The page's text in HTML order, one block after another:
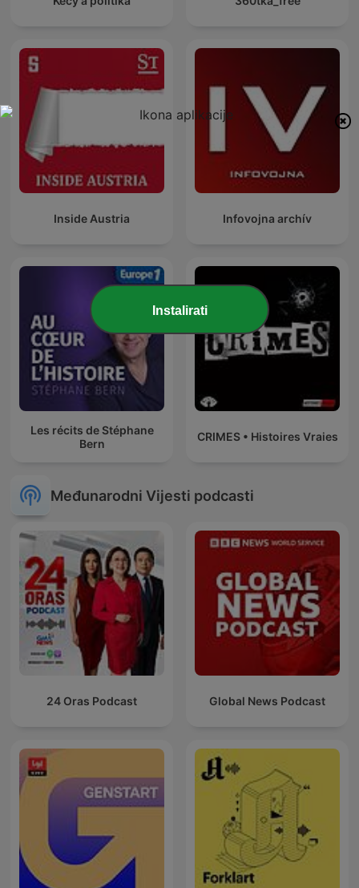
Inside Austria Infovojna archív
Les récits de Stéphane
Bern
CRIMES • Histoires Vraies
Međunarodni Vijesti podcasti
24 Oras Podcast Global News Podcast
Instalirati